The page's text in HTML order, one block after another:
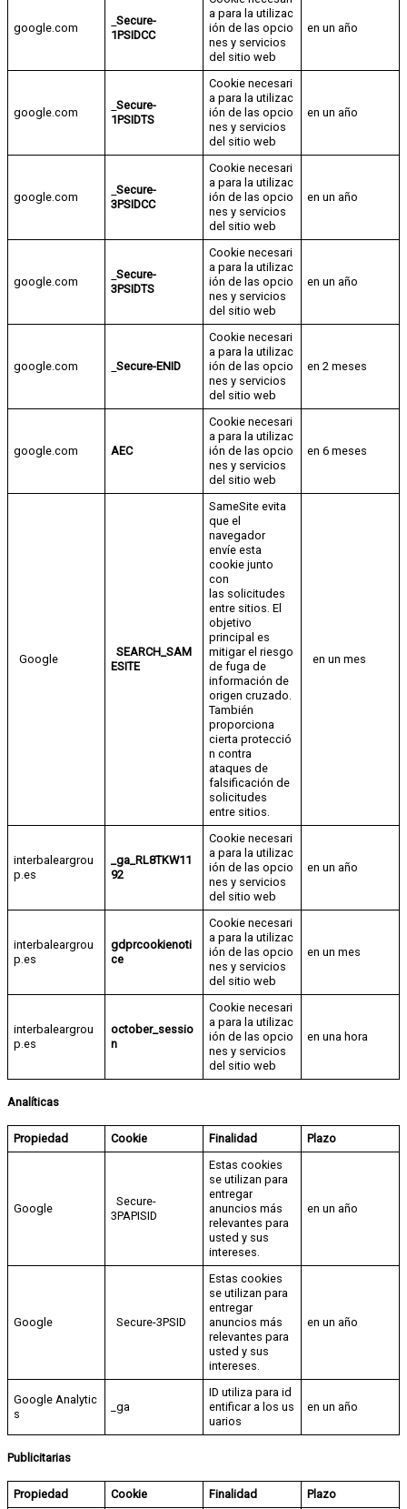
google.com
Secure-
1PSIDCC
a para la utilizac
ión de las opcio
nes y servicios
del sitio web
en un año
google.com
Secure-
1PSIDTS
Cookie necesari
a para la utilizac
ión de las opcio
nes y servicios
del sitio web
en un año
google.com
Secure-
3PSIDCC
Cookie necesari
a para la utilizac
ión de las opcio
nes y servicios
del sitio web
en un año
google.com
Secure-
3PSIDTS
Cookie necesari
a para la utilizac
ión de las opcio
nes y servicios
del sitio web
en un año
google.com Secure-ENID
Cookie necesari
a para la utilizac
ión de las opcio
nes y servicios
del sitio web
en 2 meses
google.com AEC
Cookie necesari
a para la utilizac
ión de las opcio
nes y servicios
del sitio web
en 6 meses
Google
SEARCH_SAM
ESITE
SameSite evita
que el
navegador
envíe esta
cookie junto
con
las solicitudes
entre sitios. El
objetivo
principal es
mitigar el riesgo
de fuga de
información de
origen cruzado.
También
proporciona
cierta protecció
n contra
ataques de
falsificación de
solicitudes
entre sitios.
en un mes
interbaleargrou
p.es
_ga_RL8TKW11
92
Cookie necesari
a para la utilizac
ión de las opcio
nes y servicios
del sitio web
en un año
interbaleargrou
p.es
gdprcookienoti
ce
Cookie necesari
a para la utilizac
ión de las opcio
nes y servicios
del sitio web
en un mes
interbaleargrou
p.es
october_sessio
n
Cookie necesari
a para la utilizac
ión de las opcio
nes y servicios
del sitio web
en una hora
Analíticas
Propiedad Cookie Finalidad Plazo
Google
Secure-
3PAPISID
Estas cookies
se utilizan para
entregar
anuncios más
relevantes para
usted y sus
intereses.
en un año
Google Secure-3PSID
Estas cookies
se utilizan para
entregar
anuncios más
relevantes para
usted y sus
intereses.
en un año
Google Analytic
s
_ga
ID utiliza para id
entificar a los us
uarios
en un año
Publicitarias
Propiedad Cookie Finalidad Plazo